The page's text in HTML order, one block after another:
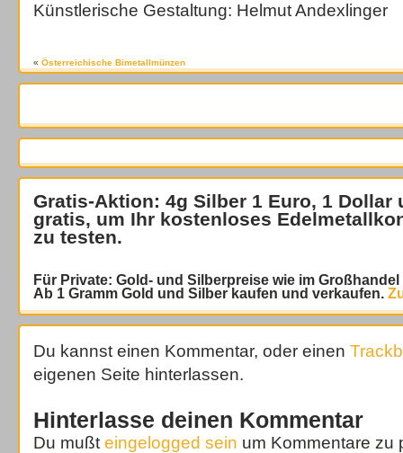
Künstlerische Gestaltung: Helmut Andexlinger
« Österreichische Bimetallmünzen
Gratis-Aktion: 4g Silber 1 Euro, 1 Dollar
gratis, um Ihr kostenloses
zu testen.
Für Private: Gold- und Silberpreise wie im
Ab 1 Gramm Gold und Silber kaufen und verkaufen.
Du kannst einen Kommentar, oder einen
eigenen Seite hinterlassen.
Hinterlasse deinen Kommentar
Du mußt eingelogged sein um Kommentare zu